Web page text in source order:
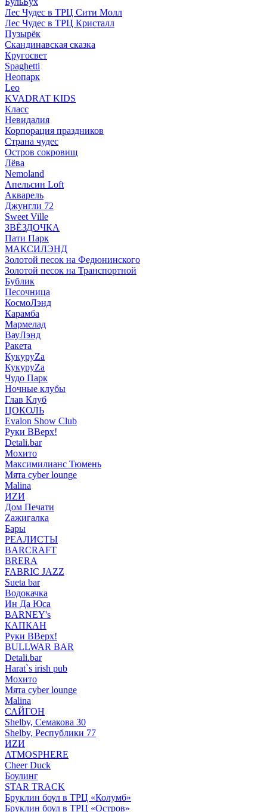
Лес Чудес в ТРЦ Сити Молл
Лес Чудес в ТРЦ Кристалл
Пузырëк
Скандинавская сказка
Кругосвет
Spaghetti
Неопарк
Leo
KVADRAT KIDS
Класс
Невидалия
Корпорация праздников
Страна чудес
Остров сокровищ
Лёва
Nemoland
Апельсин Loft
Акварель
Джунгли 72
Sweet Ville
ЗВЁЗДОЧКА
Пати Парк
МАКСИЛЭНД
Золотой песок на Федюнинского
Золотой песок на Транспортной
Бублик
Песочница
КосмоЛэнд
Карамба
Мармелад
ВауЛэнд
Ракета
КукуруZа
КукуруZа
Чудо Парк
Ночные клубы
Глав Клуб
ЦОКОЛЬ
Evalon Show Club
Руки ВВерх!
Detali.bar
Мохито
Максимилианс Тюмень
Мята cyber lounge
Malina
ИZИ
Дом Печати
Zажигалка
Бары
РЕАЛИСТЫ
BARCRAFT
BRERA
FABRIC JAZZ
Sueta bar
Водокачка
Ин Да Юса
BARNEY's
КАПКАН
Руки ВВерх!
BULLWAR BAR
Detali.bar
Harat`s irish pub
Мохито
Мята cyber lounge
Malina
САЙГОН
Shelby, Семакова 30
Shelby, Республики 77
ИZИ
ATMOSPHERE
Cheer Duck
Боулинг
STAR TRACK
Бруклин боул в ТРЦ «Колумб»
Бруклин боул в ТРЦ «Остров»